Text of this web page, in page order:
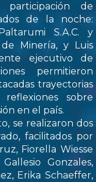
participación de
de la noche:
S.A.C. y
Minería, y Luis
ejecutivo de
permitieron
trayectorias
reflexiones sobre
en el país.
se realizaron dos
facilitados por
Fiorella Wiesse
Gonzales,
Erika Schaeffer,